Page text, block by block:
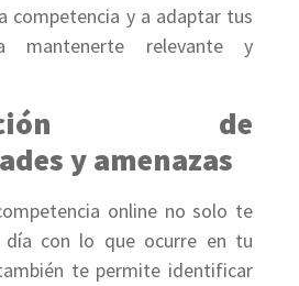
competencia y a adaptar tus
mantenerte relevante y
de
y amenazas
online no solo te
con lo que ocurre en tu
te permite identificar